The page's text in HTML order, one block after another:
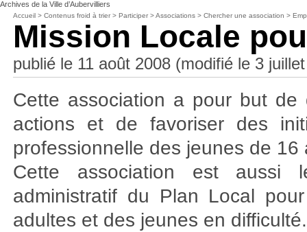
Archives de la Ville d’Aubervilliers
Accueil >Contenus froid à trier >Participer >Associations >Chercher une association >
Mission Locale
publié le 11 août 2008 (modifié le 3
Cette association a pour but
actions et de favoriser des
professionnelle des jeunes de 16
Cette association est aussi
administratif du Plan Local
adultes et des jeunes en difficulté.